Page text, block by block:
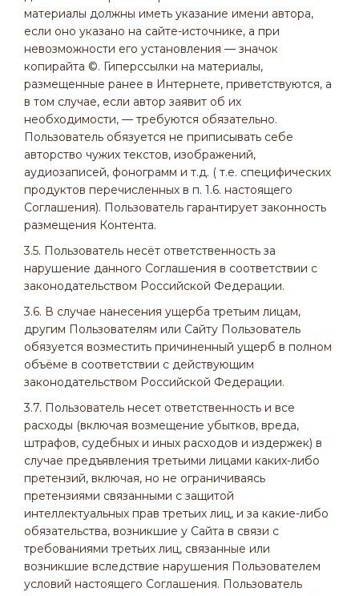
материалы должны иметь указание имени автора,
если оно указано на сайте-источнике, а при
невозможности его установления — значок
копирайта ©. Гиперссылки на материалы,
размещенные ранее в Интернете, приветствуются, а
в том случае, если автор заявит об их
необходимости, — требуются обязательно.
Пользователь обязуется не приписывать себе
авторство чужих текстов, изображений,
аудиозаписей, фонограмм и т.д. ( т.е. специфических
продуктов перечисленных в п. 1.6. настоящего
Соглашения). Пользователь гарантирует законность
размещения Контента.
3.5. Пользователь несёт ответственность за
нарушение данного Соглашения в соответствии с
законодательством Российской Федерации.
3.6. В случае нанесения ущерба третьим лицам,
другим Пользователям или Сайту Пользователь
обязуется возместить причиненный ущерб в полном
объёме в соответствии с действующим
законодательством Российской Федерации.
3.7. Пользователь несет ответственность и все
расходы (включая возмещение убытков, вреда,
штрафов, судебных и иных расходов и издержек) в
случае предъявления третьими лицами каких-либо
претензий, включая, но не ограничиваясь
претензиями связанными с защитой
интеллектуальных прав третьих лиц, и за какие-либо
обязательства, возникшие у Сайта в связи с
требованиями третьих лиц, связанные или
возникшие вследствие нарушения Пользователем
условий настоящего Соглашения. Пользователь